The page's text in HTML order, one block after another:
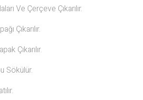
Ve Çerçeve Çıkarılır.
Çıkarılır.
Çıkarılır.
Sökülür.